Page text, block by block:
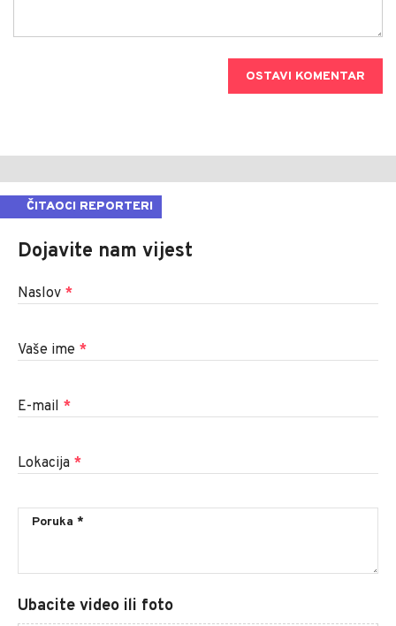
OSTAVI KOMENTAR
ČITAOCI REPORTERI
Dojavite nam vijest
Naslov *
Vaše ime *
E-mail *
Lokacija *
Ubacite video ili foto